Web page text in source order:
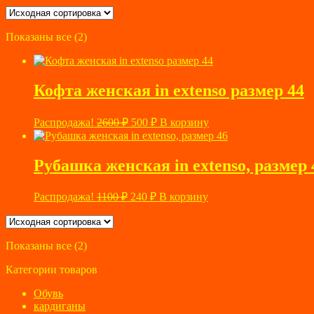
Показаны все (2)
Кофта женская in extenso размер 44
Распродажа! 2600₽ Первоначальная
цена
составляла
500 ₽Текущая
цена:
В корзину
Рубашка женская in extenso, размер
Распродажа! 1100₽ Первоначальная
240 ₽Текущая
цена:
В корзину
Показаны все (2)
Категории товаров
Обувь
кардиганы